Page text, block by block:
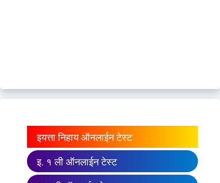
इयत्ता निहाय ऑनलाईन टेस्ट
इ. १ ली ऑनलाईन टेस्ट